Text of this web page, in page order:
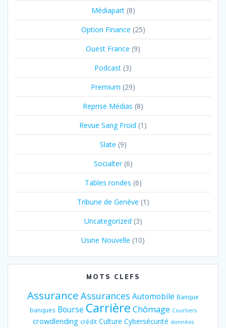
Médiapart(8)
Option Finance (25)
Ouest France (9)
Podcast (3)
Premium (29)
Reprise Médias (8)
Revue Sang Froid (1)
Slate (9)
Socialter(6)
Tables rondes (6)
Tribune de Genève (1)
Uncategorized (3)
Usine Nouvelle (10)
MOTS CLEFS
Assurance Assurances Automobile Banque
banques Bourse Carrière Chômage Courtiers
crowdlending crédit Culture Cybersécurité données